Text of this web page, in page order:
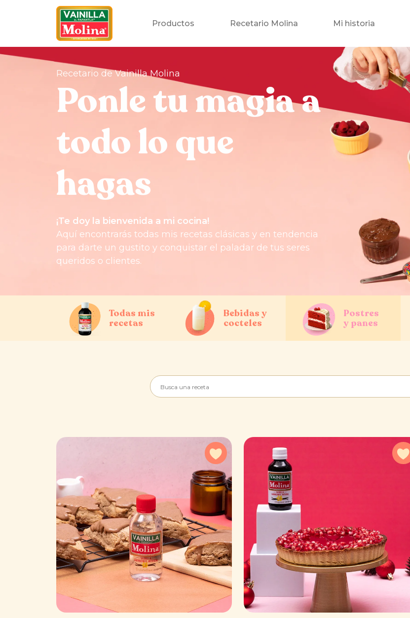
Productos Recetario Molina Mi historia
Recetario de Vainilla Molina
Ponle tu magia a
todo lo que
hagas
¡Te doy la bienvenida a mi cocina!
Aquí encontrarás todas mis recetas clásicas y en tendencia
para darte un gustito y conquistar el paladar de tus seres
queridos o clientes.
Todas mis
recetas
Bebidas y
cocteles
Postres
y panes
Agregar a favoritos